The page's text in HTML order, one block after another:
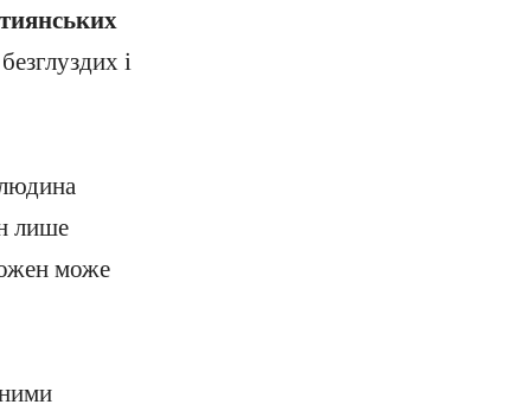
і
лише
може